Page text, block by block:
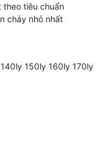
tiêu chuẩn
chảy nhỏ nhất
150ly 160ly 170ly